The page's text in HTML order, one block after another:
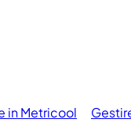
in Metricool